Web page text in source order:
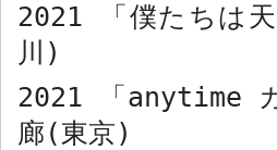
2021
「僕たちは
川 )
2021
「 anytime
廊 (東京)